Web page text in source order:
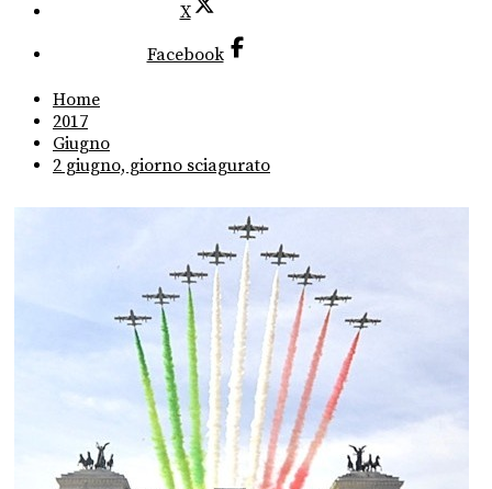
X
Facebook
Home
2017
Giugno
2 giugno, giorno sciagurato